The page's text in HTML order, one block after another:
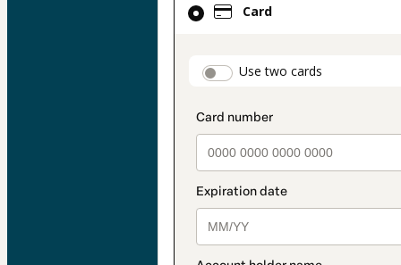
Card
Use two cards
selected
method